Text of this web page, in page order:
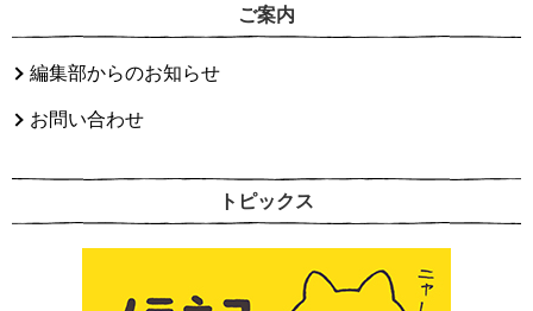
ご案内
編集部からのお知らせ
お問い合わせ
トピックス